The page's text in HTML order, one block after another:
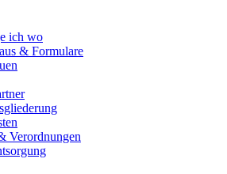
ich wo
& Formulare
Verordnungen